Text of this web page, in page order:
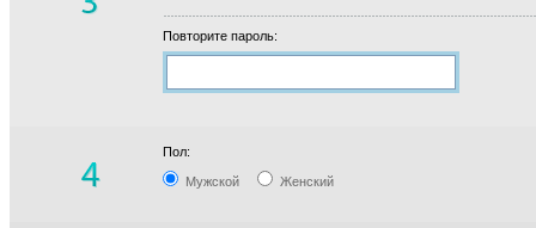
Повторите пароль:
Пол:
Мужской Женский